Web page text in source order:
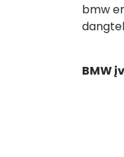
bmw
BMW